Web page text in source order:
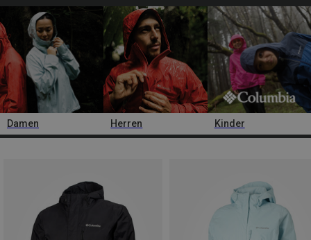
Damen Herren Kinder